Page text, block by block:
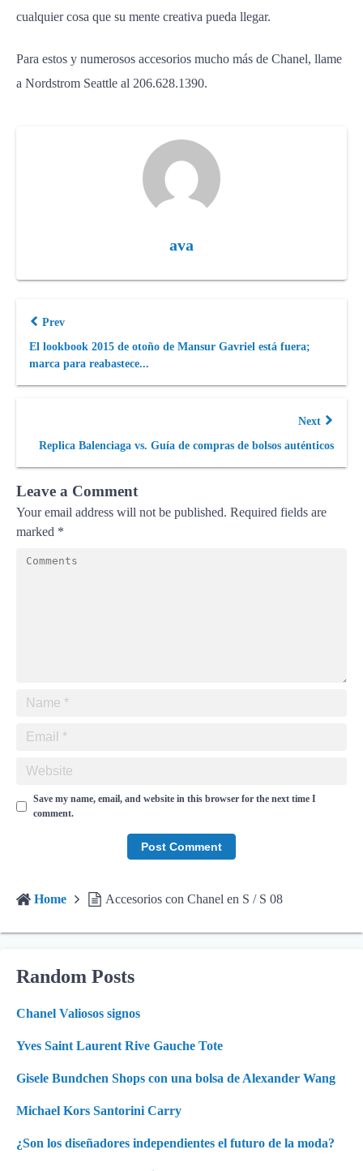
cualquier cosa que su mente creativa pueda llegar.
Para estos y numerosos accesorios mucho más de Chanel, llame
a Nordstrom Seattle al 206.628.1390.
ava
Prev
El lookbook 2015 de otoño de Mansur Gavriel está fuera;
marca para reabastece...
Next
Replica Balenciaga vs. Guía de compras de bolsos auténticos
Leave a Comment
Your email address will not be published. Required fields are
marked *
Save my name, email, and website in this browser for the next time I
comment.
Home Accesorios con Chanel en S / S 08
Random Posts
Chanel Valiosos signos
Yves Saint Laurent Rive Gauche Tote
Gisele Bundchen Shops con una bolsa de Alexander Wang
Michael Kors Santorini Carry
¿Son los diseñadores independientes el futuro de la moda?